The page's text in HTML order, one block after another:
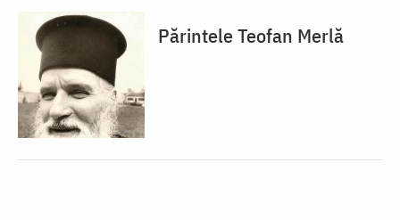
Părintele Teofan Merlă